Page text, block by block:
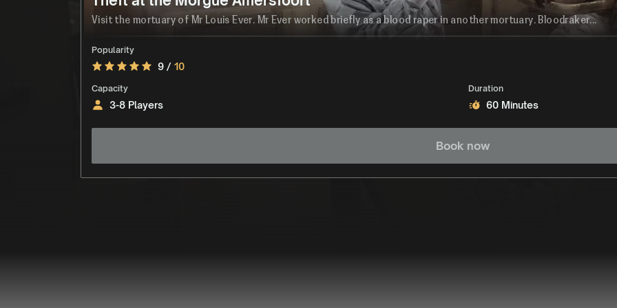
Visit the mortuary of Mr Louis Ever. Mr Ever worked briefly as a blood raper in another mortuary. Bloodraker...
Popularity
9 / 10
Capacity
3-8 Players
Duration
60 Minutes
Book now